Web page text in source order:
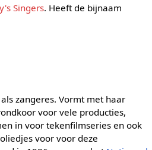
Singers. Heeft de bijnaam
zangeres. Vormt met haar
voor vele producties,
in voor tekenfilmseries en ook
voor voor deze